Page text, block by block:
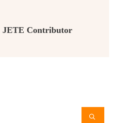
JETE Contributor